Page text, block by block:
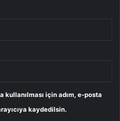
kullanılması için adım, e-posta
kaydedilsin.